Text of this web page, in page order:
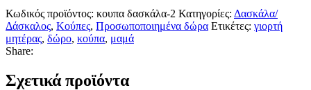
Κωδικός προϊόντος: κουπα δασκάλα-2 Κατηγορίες: Δασκάλα/
Δάσκαλος, Κούπες, Προσωποποιημένα δώρα Ετικέτες: γιορτή
μητέρας, δώρο, κούπα, μαμά
Share:
Σχετικά προϊόντα